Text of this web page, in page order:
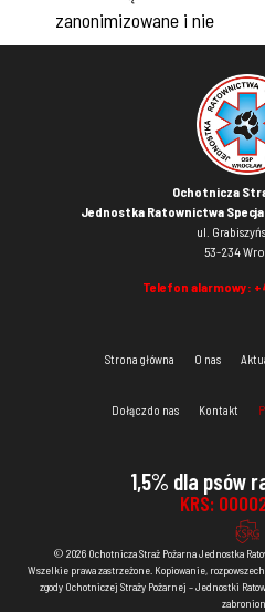
zanonimizowane i nie
Ochotnicza
Jednostka Ratownictwa
ul.
53-234
Telefon alarmowy:
Strona główna O nas
Dołącz do nas Kontakt
1,5% dla psów
KRS:
© 2026 Ochotnicza Straż Pożarna Jednostka
Wszelkie prawa zastrzeżone. Kopiowanie,
zgody Ochotniczej Straży Pożarnej – Jednostki